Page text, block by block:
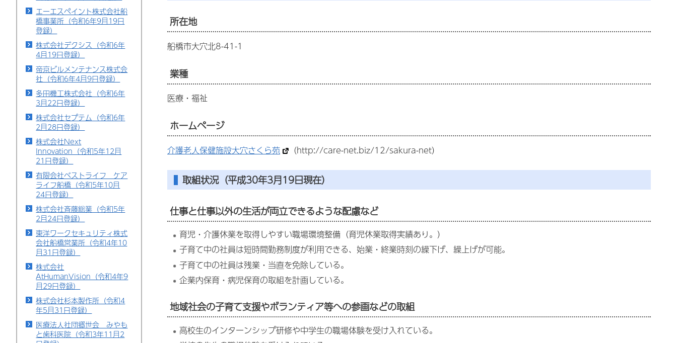
エーエスペイント株式会社船
橋事業所（令和6年9月19日
登録）
株式会社デクシス（令和6年
4月19日登録）
帝京ビルメンテナンス株式会
社（令和6年4月9日登録）
多田機工株式会社（令和6年
3月22日登録）
株式会社セプテム（令和6年
2月28日登録）
株式会社Next
Innovation（令和5年12月
21日登録）
有限会社ベストライフ ケア
ライフ船橋（令和5年10月
24日登録）
株式会社斉藤総業（令和5年
2月24日登録）
東洋ワークセキュリティ株式
会社船橋営業所（令和4年10
月31日登録）
株式会社
AtHumanVision（令和4年9
月29日登録）
株式会社杉本製作所（令和4
年5月31日登録）
医療法人社団郷世会 みやも
と歯科医院（令和3年11月2
所在地
船橋市大穴北8-41-1
業種
医療・福祉
ホームページ
介護老人保健施設大穴さくら苑 （http://care-net.biz/12/sakura-net）
取組状況（平成30年3月19日現在）
仕事と仕事以外の生活が両立できるような配慮など
育児・介護休業を取得しやすい職場環境整備（育児休業取得実績あり。）
子育て中の社員は短時間勤務制度が利用できる、始業・終業時刻の繰下げ、繰上げが可能。
子育て中の社員は残業・当直を免除している。
企業内保育・病児保育の取組を計画している。
地域社会の子育て支援やボランティア等への参画などの取組
高校生のインターンシップ研修や中学生の職場体験を受け入れている。